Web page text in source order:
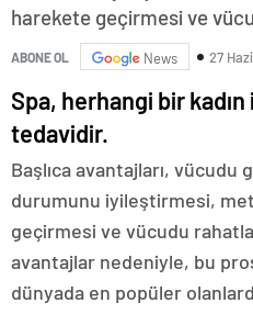
harekete geçirmesi ve
ABONE OL News 27
Spa, herhangi bir
tedavidir.
Başlıca avantajları,
durumunu iyileştirmesi,
geçirmesi ve vücudu
avantajlar nedeniyle, bu
dünyada en popüler